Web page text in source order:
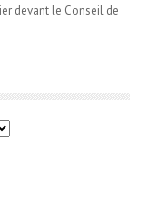
devant le Conseil de